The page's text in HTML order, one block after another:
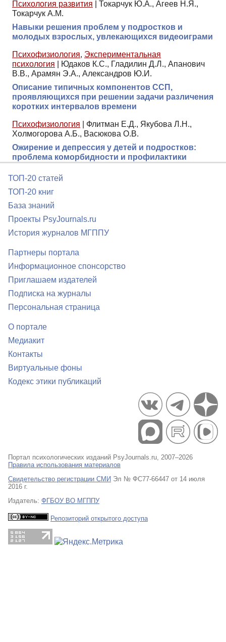
Психология развития
Токарчук Ю.А., Агеев Н.Я.,
Токарчук А.М.
Навыки решения проблем у подростков и
молодых взрослых, увлекающихся видеоиграми
Психофизиология, Экспериментальная
психология
Юдаков К.С., Гладилин Д.Л., Апанович
В.В., Арамян Э.А., Александров Ю.И.
Описание типичных компонентов ССП,
проявляющихся при решении задачи различения
коротких интервалов времени
Психофизиология
Флитман Е.Д., Якубова Л.Н.,
Холмогорова А.Б., Васюкова О.В.
Ожирение и депрессия у детей и подростков:
проблема коморбидности и профилактики
ТОП-20 статей
ТОП-20 книг
База знаний
Проекты PsyJournals.ru
История журналов МГППУ
Партнеры портала
Информационное спонсорство
Приглашаем издателей
Подписка на журналы
Персональная страница
О портале
Медиакит
Контакты
Виртуальные фоны
Кодекс этики публикаций
Портал психологических изданий PsyJournals.ru, 2007–2026
Правила использования материалов
Свидетельство регистрации СМИ Эл № ФС77-66447 от 14 июля
2016 г.
Издатель: ФГБОУ ВО МГППУ
Репозиторий открытого доступа